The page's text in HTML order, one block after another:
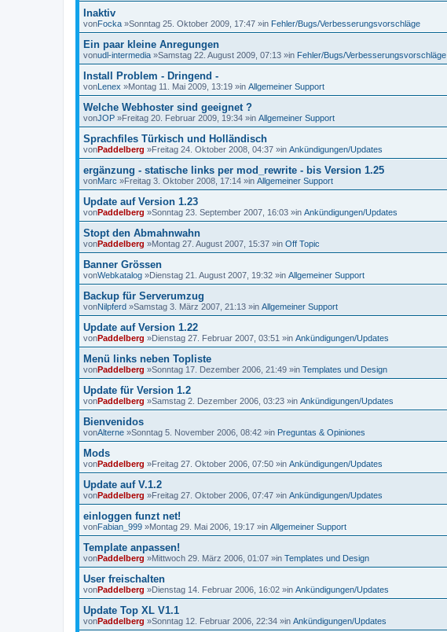
Inaktiv
vonFocka »Sonntag 25. Oktober 2009, 17:47 »in Fehler/Bugs/Verbesserungsvorschläge
Ein paar kleine Anregungen
vonudl-intermedia »Samstag 22. August 2009, 07:13 »in Fehler/Bugs/Verbesserungsvorschläge
Install Problem - Dringend -
vonLenex »Montag 11. Mai 2009, 13:19 »in Allgemeiner Support
Welche Webhoster sind geeignet ?
vonJOP »Freitag 20. Februar 2009, 19:34 »in Allgemeiner Support
Sprachfiles Türkisch und Holländisch
vonPaddelberg »Freitag 24. Oktober 2008, 04:37 »in Ankündigungen/Updates
ergänzung - statische links per mod_rewrite - bis Version 1.25
vonMarc »Freitag 3. Oktober 2008, 17:14 »in Allgemeiner Support
Update auf Version 1.23
vonPaddelberg »Sonntag 23. September 2007, 16:03 »in Ankündigungen/Updates
Stopt den Abmahnwahn
vonPaddelberg »Montag 27. August 2007, 15:37 »in Off Topic
Banner Grössen
vonWebkatalog »Dienstag 21. August 2007, 19:32 »in Allgemeiner Support
Backup für Serverumzug
vonNilpferd »Samstag 3. März 2007, 21:13 »in Allgemeiner Support
Update auf Version 1.22
vonPaddelberg »Dienstag 27. Februar 2007, 03:51 »in Ankündigungen/Updates
Menü links neben Topliste
vonPaddelberg »Sonntag 17. Dezember 2006, 21:49 »in Templates und Design
Update für Version 1.2
vonPaddelberg »Samstag 2. Dezember 2006, 03:23 »in Ankündigungen/Updates
Bienvenidos
vonAlterne »Sonntag 5. November 2006, 08:42 »in Preguntas & Opiniones
Mods
vonPaddelberg »Freitag 27. Oktober 2006, 07:50 »in Ankündigungen/Updates
Update auf V.1.2
vonPaddelberg »Freitag 27. Oktober 2006, 07:47 »in Ankündigungen/Updates
einloggen funzt net!
vonFabian_999 »Montag 29. Mai 2006, 19:17 »in Allgemeiner Support
Template anpassen!
vonPaddelberg »Mittwoch 29. März 2006, 01:07 »in Templates und Design
User freischalten
vonPaddelberg »Dienstag 14. Februar 2006, 16:02 »in Ankündigungen/Updates
Update Top XL V1.1
vonPaddelberg »Sonntag 12. Februar 2006, 22:34 »in Ankündigungen/Updates